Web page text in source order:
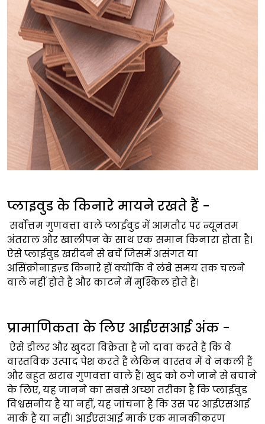
प्लाइवुड के किनारे मायने रखते हैं -
सर्वोत्तम गुणवत्ता वाले प्लाईवुड में आमतौर पर न्यूनतम
अंतराल और खालीपन के साथ एक समान किनारा होता है।
ऐसे प्लाईवुड खरीदने से बचें जिसमें असंगत या
असिंक्रोनाइज़्ड किनारे हों क्योंकि वे लंबे समय तक चलने
वाले नहीं होते हैं और काटने में मुश्किल होते हैं।
प्रामाणिकता के लिए आईएसआई अंक -
ऐसे डीलर और खुदरा विक्रेता हैं जो दावा करते हैं कि वे
वास्तविक उत्पाद पेश करते हैं लेकिन वास्तव में वे नकली हैं
और बहुत खराब गुणवत्ता वाले हैं। खुद को ठगे जाने से बचाने
के लिए, यह जानने का सबसे अच्छा तरीका है कि प्लाईवुड
विश्वसनीय है या नहीं, यह जांचना है कि उस पर आईएसआई
मार्क है या नहीं। आईएसआई मार्क एक मानकीकरण